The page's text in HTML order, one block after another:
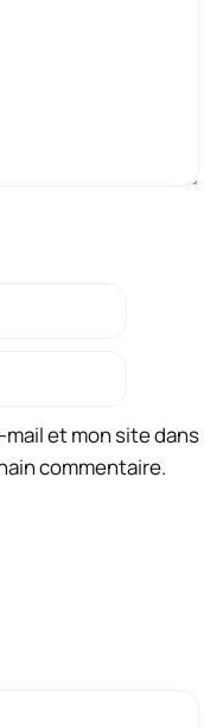
et mon site dans
commentaire.